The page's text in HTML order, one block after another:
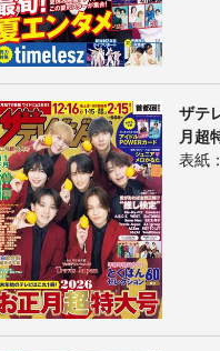
ザテ
月超
表紙